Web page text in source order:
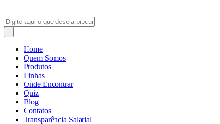
Home
Quem Somos
Produtos
Linhas
Onde Encontrar
Quiz
Blog
Contatos
Transparência Salarial